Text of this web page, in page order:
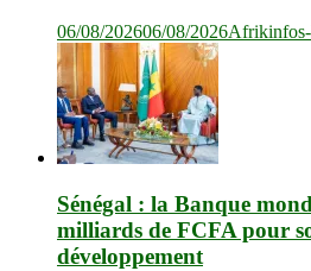
06/08/202606/08/2026
Sénégal : la Banque
milliards de FCFA pour
développement